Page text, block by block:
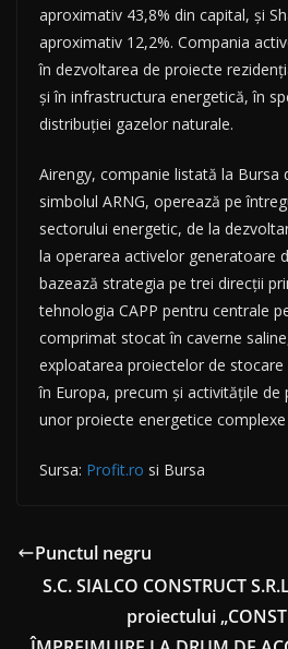
aproximativ 43,8% din capital, şi
aproximativ 12,2%. Compania
în dezvoltarea de proiecte
şi în infrastructura energetică, în
distribuţiei gazelor naturale.
Airengy, companie listată la Bursa
simbolul ARNG, operează pe
sectorului energetic, de la
la operarea activelor generatoare
bazează strategia pe trei direcţii
tehnologia CAPP pentru centrale
comprimat stocat în caverne
exploatarea proiectelor de stocare
în Europa, precum şi activităţile de
unor proiecte energetice complexe
Sursa: Profit.ro si Bursa
Punctul negru
S.C. SIALCO CONSTRUCT
proiectului